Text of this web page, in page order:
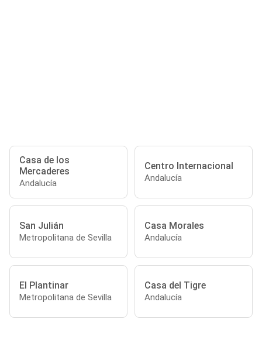
Casa de los
Mercaderes
Andalucía
Centro Internacional
Andalucía
San Julián
Metropolitana de Sevilla
Casa Morales
Andalucía
El Plantinar
Metropolitana de Sevilla
Casa del Tigre
Andalucía